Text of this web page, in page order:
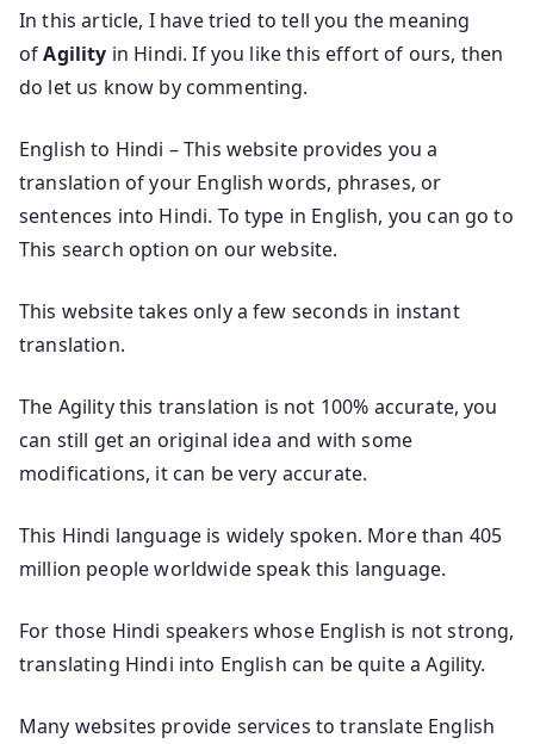
In this article, I have tried to tell you the meaning
ofAgility in Hindi. If you like this effort of ours, then
do let us know by commenting.
English to Hindi – This website provides you a
translation of your English words, phrases, or
sentences into Hindi. To type in English, you can go to
This search option on our website.
This website takes only a few seconds in instant
translation.
The Agility this translation is not 100% accurate, you
can still get an original idea and with some
modifications, it can be very accurate.
This Hindi language is widely spoken. More than 405
million people worldwide speak this language.
For those Hindi speakers whose English is not strong,
translating Hindi into English can be quite a Agility.
Many websites provide services to translate English